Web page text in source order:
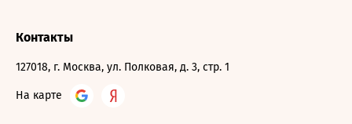
Контакты
127018, г. Москва, ул. Полковая, д. 3, стр. 1
На карте